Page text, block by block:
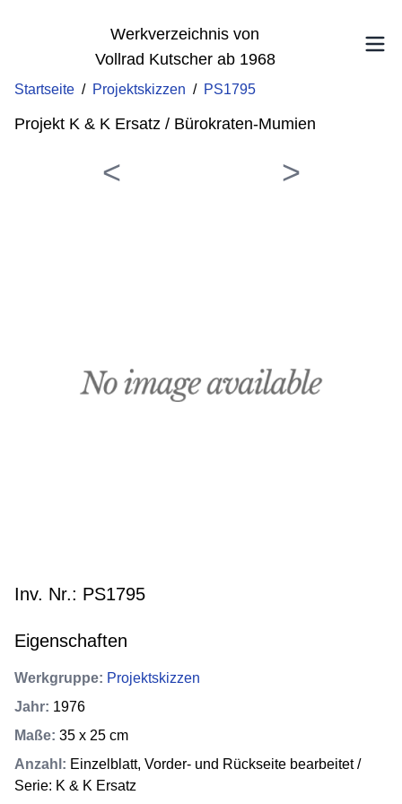
Werkverzeichnis von
Vollrad Kutscher ab 1968
Startseite / Projektskizzen / PS1795
Projekt K & K Ersatz / Bürokraten-Mumien
Inv. Nr.: PS1795
Eigenschaften
Werkgruppe: Projektskizzen
Jahr: 1976
Maße: 35 x 25 cm
Anzahl : Einzelblatt, Vorder- und Rückseite bearbeitet /
Serie: K & K Ersatz
< >